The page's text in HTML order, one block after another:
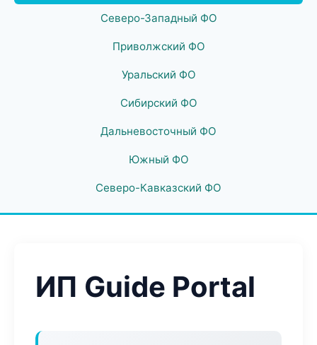
Северо-Западный ФО
Приволжский ФО
Уральский ФО
Сибирский ФО
Дальневосточный ФО
Южный ФО
Северо-Кавказский ФО
ИП Guide Portal